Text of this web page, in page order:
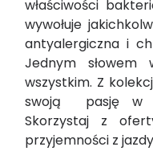
właściwości
wywołuje
antyalergiczna i
Jednym
wszystkim. Z
swoją pasję w
Skorzystaj z
przyjemności z